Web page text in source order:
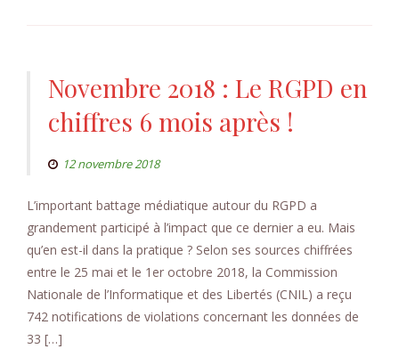
Novembre 2018 : Le RGPD en
chiffres 6 mois après !
12 novembre 2018
L’important battage médiatique autour du RGPD a
grandement participé à l’impact que ce dernier a eu. Mais
qu’en est-il dans la pratique ? Selon ses sources chiffrées
entre le 25 mai et le 1er octobre 2018, la Commission
Nationale de l’Informatique et des Libertés (CNIL) a reçu
742 notifications de violations concernant les données de
33 […]